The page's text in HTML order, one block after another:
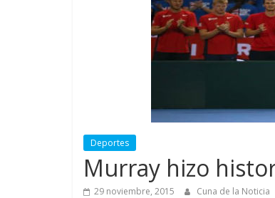
Deportes
Murray hizo
29 noviembre, 2015 Cuna de la Noticia